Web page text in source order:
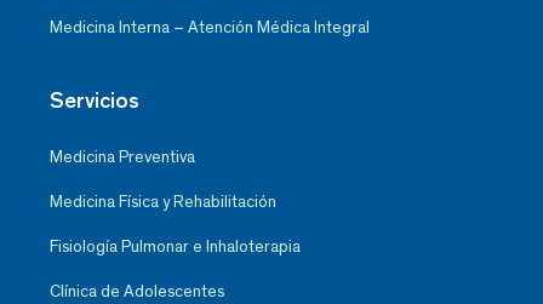
Medicina Interna – Atención Médica Integral
Servicios
Medicina Preventiva
Medicina Física y Rehabilitación
Fisiología Pulmonar e Inhaloterapia
Clínica de Adolescentes